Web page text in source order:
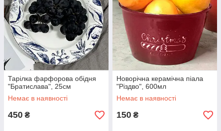
Тарілка фарфорова обідня
"Братислава", 25см
Немає в наявності
450 ₴
Новорічна керамічна піала
"Різдво", 600мл
Немає в наявності
150 ₴